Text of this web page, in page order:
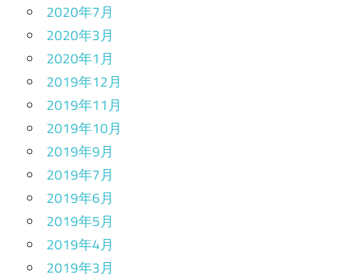
2020年7月
2020年3月
2020年1月
2019年12月
2019年11月
2019年10月
2019年9月
2019年7月
2019年6月
2019年5月
2019年4月
2019年3月